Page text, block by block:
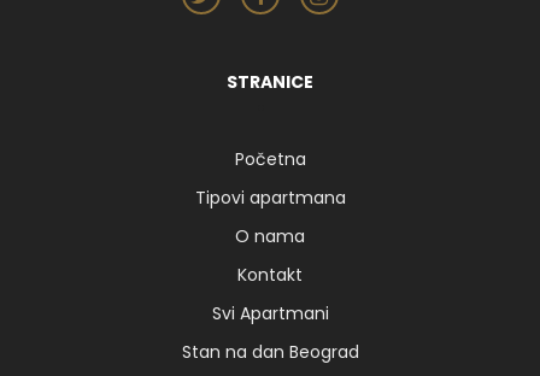
STRANICE
Početna
Tipovi apartmana
O nama
Kontakt
Svi Apartmani
Stan na dan Beograd